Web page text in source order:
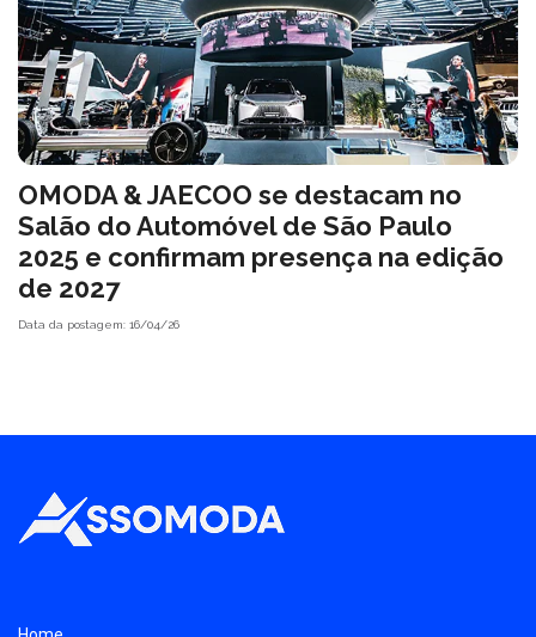
OMODA & JAECOO se destacam no
Salão do Automóvel de São Paulo
2025 e confirmam presença na edição
de 2027
Data da postagem: 16/04/26